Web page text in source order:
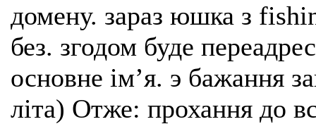
домену. зараз юшка з
без. згодом буде
основне імʼя. э бажання
літа) Отже: прохання до